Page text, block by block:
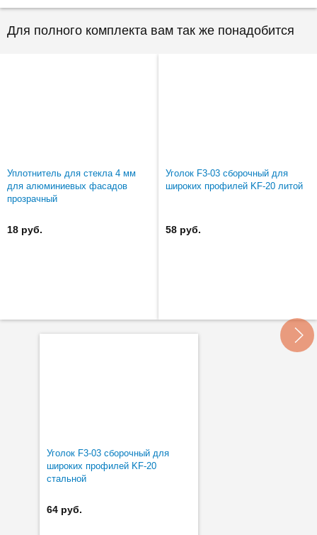
Для полного комплекта вам так же понадобится
Уплотнитель для стекла 4 мм
для алюминиевых фасадов
прозрачный
18 руб.
Уголок F3-03 сборочный для
широких профилей KF-20 литой
58 руб.
Уголок F3-03 сборочный для
широких профилей KF-20
стальной
64 руб.